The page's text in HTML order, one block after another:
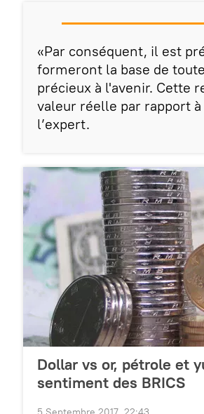
«Par conséquent, il est
formeront la base de
précieux à l'avenir. Cette
valeur réelle par rapport
l’expert.
Dollar vs or, pétrole et
sentiment des BRICS